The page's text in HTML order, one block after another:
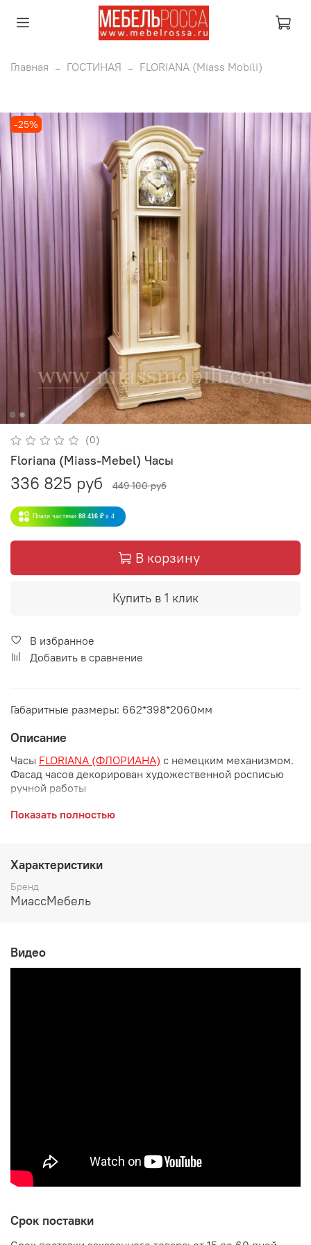
Главная ГОСТИНАЯ FLORIANA (Miass Mobili)
-25%
(0)
Floriana (Miass-Mebel) Часы
336 825 руб 449 100 руб
Плати частями 88 416 ₽ x 4
В корзину
Купить в 1 клик
В избранное
Добавить в сравнение
Габаритные размеры: 662*398*2060мм
Описание
Часы FLORIANA (ФЛОРИАНА) с немецким механизмом.
Фасад часов декорирован художественной росписью
ручной работы
Габаритные размеры:
глубина 398 мм
высота 2060 мм
Производитель:
Показать полностью
Характеристики
Бренд
МиассМебель
Видео
Срок поставки